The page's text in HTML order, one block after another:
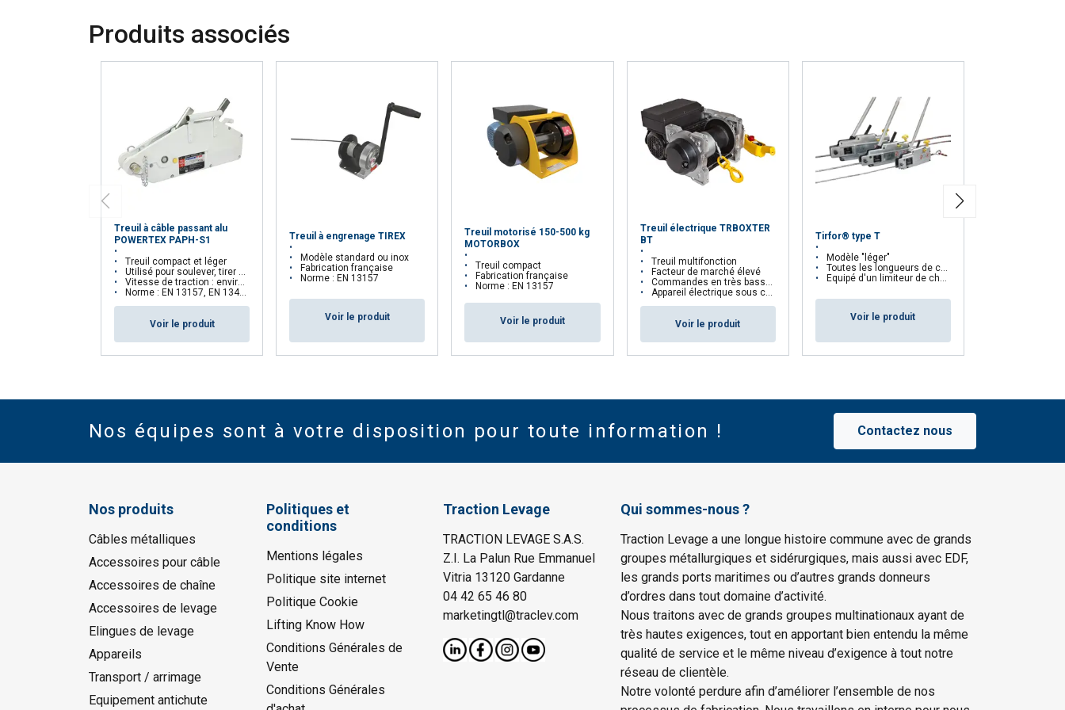
Produits associés
Treuil à câble passant alu
POWERTEX PAPH-S1
Treuil compact et léger
Utilisé pour soulever, tirer et arrimer
Vitesse de traction : environ 3m/min
Norme : EN 13157, EN 13414-1
Voir le produit
Treuil à engrenage TIREX
Modèle standard ou inox
Fabrication française
Norme : EN 13157
Voir le produit
Treuil motorisé 150-500 kg
MOTORBOX
Treuil compact
Fabrication française
Norme : EN 13157
Voir le produit
Treuil électrique TRBOXTER
BT
Treuil multifonction
Facteur de marché élevé
Commandes en très basse tension
Appareil électrique sous capot étanche
Voir le produit
Tirfor® type T
Modèle "léger"
Toutes les longueurs de câbles sont possibles
Equipé d'un limiteur de charge
Voir le produit
Nos équipes sont à votre disposition pour toute information ! Contactez nous
Nos produits
Câbles métalliques
Accessoires pour câble
Accessoires de chaîne
Accessoires de levage
Elingues de levage
Appareils
Transport / arrimage
Equipement antichute
Politiques et
conditions
Mentions légales
Politique site internet
Politique Cookie
Lifting Know How
Conditions Générales de
Vente
Conditions Générales
Traction Levage
TRACTION LEVAGE S.A.S.
Z.I. La Palun Rue Emmanuel
Vitria 13120 Gardanne
04 42 65 46 80
marketingtl@traclev.com
Qui sommes-nous ?
Traction Levage a une longue histoire commune avec de grands
groupes métallurgiques et sidérurgiques, mais aussi avec EDF,
les grands ports maritimes ou d’autres grands donneurs
d’ordres dans tout domaine d’activité.
Nous traitons avec de grands groupes multinationaux ayant de
très hautes exigences, tout en apportant bien entendu la même
qualité de service et le même niveau d’exigence à tout notre
réseau de clientèle.
Notre volonté perdure afin d’améliorer l’ensemble de nos
AFFICHER LES DÉTAILS